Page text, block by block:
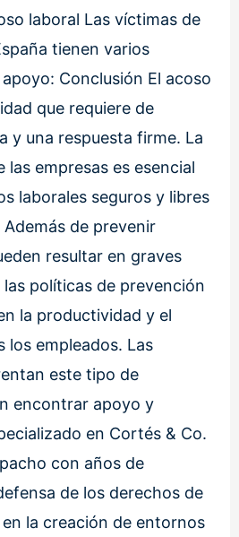
laboral Las víctimas de
tienen varios
Conclusión El acoso
que requiere de
y una respuesta firme. La
las empresas es esencial
laborales seguros y libres
de prevenir
resultar en graves
las políticas de prevención
la productividad y el
los empleados. Las
este tipo de
encontrar apoyo y
en Cortés & Co.
con años de
de los derechos de
la creación de entornos